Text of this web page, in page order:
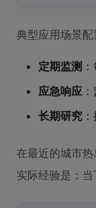
典型应用场景配
定期监测
应急响应
长期研究
在最近的城市
实际经验是：